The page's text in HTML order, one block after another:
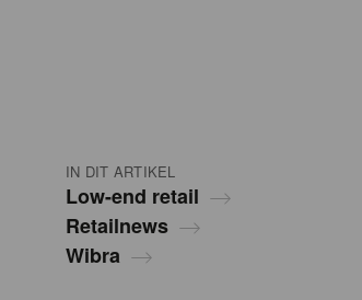
IN DIT ARTIKEL
Low-end retail
Retailnews
Wibra